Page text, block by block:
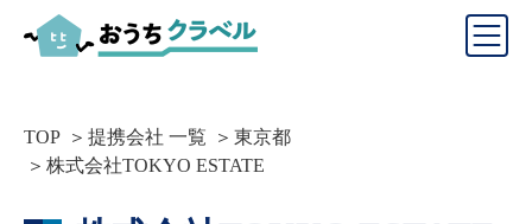
TOP 提携会社 一覧
東京都
株式会社TOKYO ESTATE